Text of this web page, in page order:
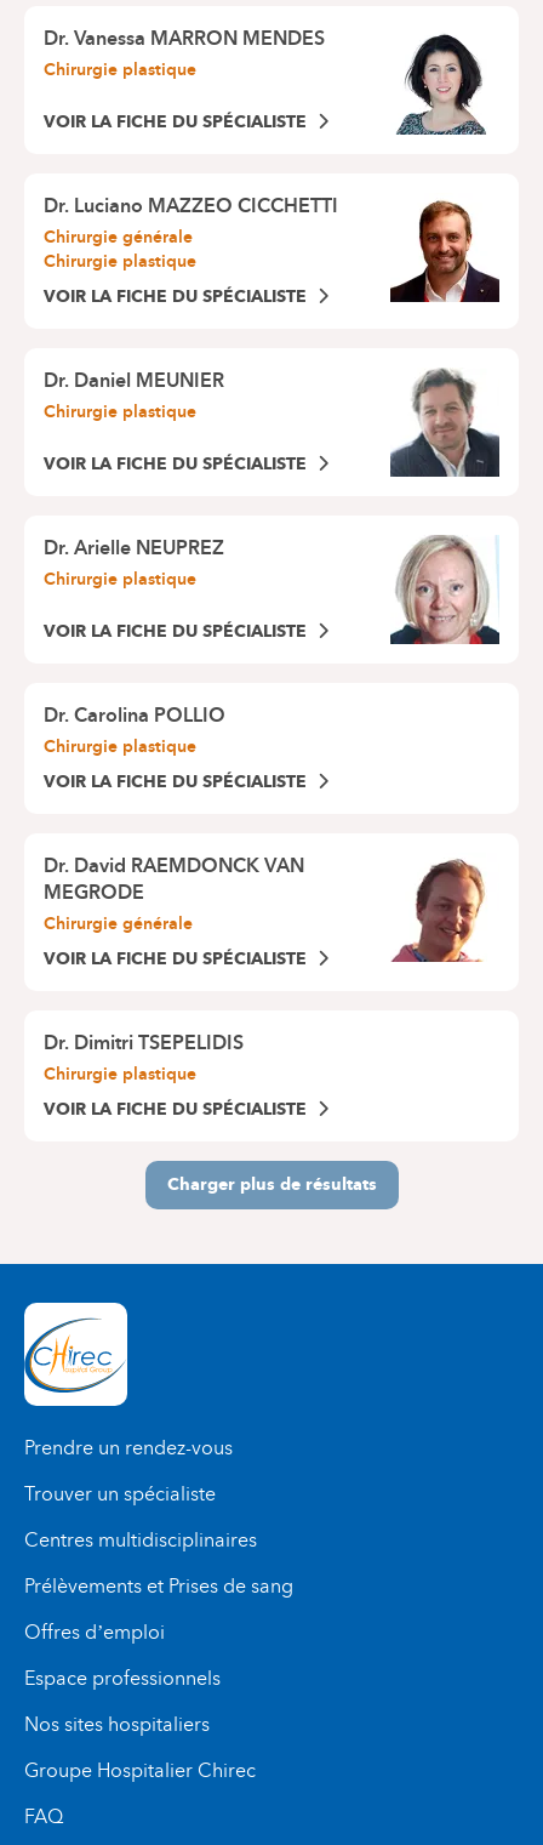
Dr.Vanessa MARRON MENDES
Chirurgie plastique
VOIR LA FICHE DU SPÉCIALISTE
Dr.Luciano MAZZEO CICCHETTI
Chirurgie générale
Chirurgie plastique
VOIR LA FICHE DU SPÉCIALISTE
Dr.Daniel MEUNIER
Chirurgie plastique
VOIR LA FICHE DU SPÉCIALISTE
Dr.Arielle NEUPREZ
Chirurgie plastique
VOIR LA FICHE DU SPÉCIALISTE
Dr.Carolina POLLIO
Chirurgie plastique
VOIR LA FICHE DU SPÉCIALISTE
Dr.David RAEMDONCK VAN
MEGRODE
Chirurgie générale
VOIR LA FICHE DU SPÉCIALISTE
Dr.Dimitri TSEPELIDIS
Chirurgie plastique
VOIR LA FICHE DU SPÉCIALISTE
Charger plus de résultats
Prendre un rendez-vous
Trouver un spécialiste
Centres multidisciplinaires
Prélèvements et Prises de sang
Offres d’emploi
Espace professionnels
Nos sites hospitaliers
Groupe Hospitalier Chirec
FAQ